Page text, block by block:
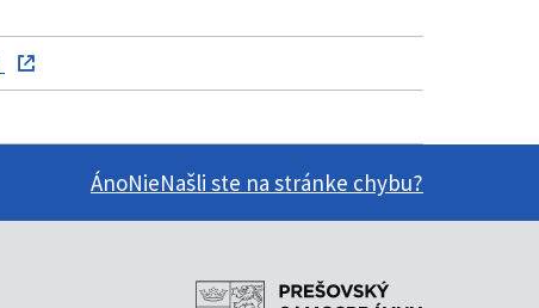
ÁnoNieNašli ste na stránke chybu?